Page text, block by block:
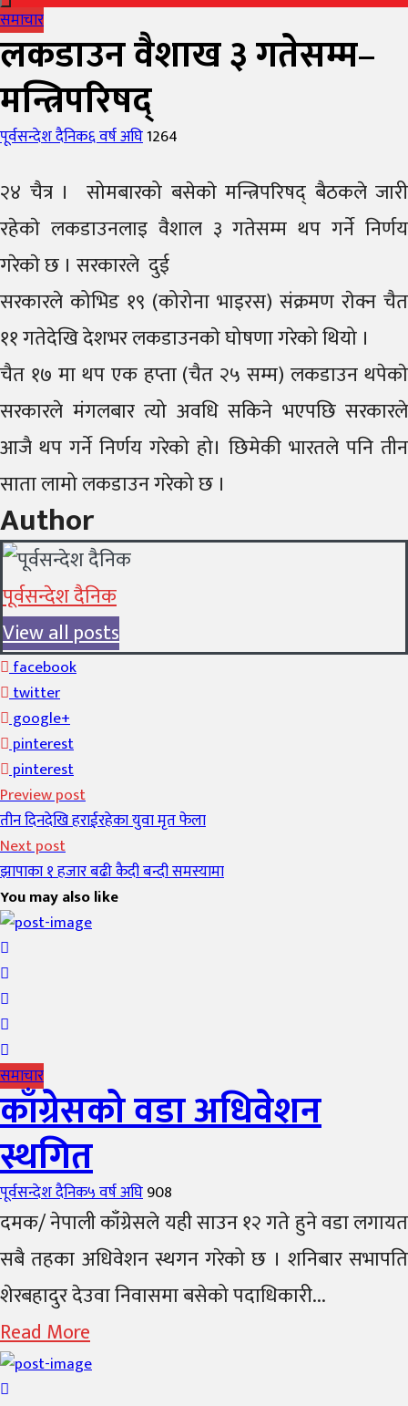
समाचार
लकडाउन वैशाख ३ गतेसम्म–
मन्त्रिपरिषद्
Author
पूर्वसन्देश दैनिकPosted
६ वर्ष अघि1264
२४ चैत्र । सोमबारको बसेकाे मन्त्रिपरिषद् बैठकले जारी
रहेकाे लकडाउनलाइ वैशाल ३ गतेसम्म थप गर्ने निर्णय
गरेकाे छ । सरकारले दुई
सरकारले कोभिड १९ (कोरोना भाइरस) संक्रमण राेक्न चैत
११ गतेदेखि देशभर लकडाउनकाे घोषणा गरेको थियो ।
चैत १७ मा थप एक हप्ता (चैत २५ सम्म) लकडाउन थपेकाे
सरकारले म‌ंगलबार त्यो अवधि सकिने भएपछि सरकारले
आजै थप गर्ने निर्णय गरेको हो। छिमेकी भारतले पनि तीन
साता लामो लकडाउन गरेको छ ।
Author
पूर्वसन्देश दैनिक
View all posts
facebook
twitter
google+
pinterest
pinterest
Preview post
तीन दिनदेखि हराईरहेका युवा मृत फेला
Next post
झापाका १ हजार बढी कैदी बन्दी समस्यामा
You may also like
समाचार
काँग्रेसको वडा अधिवेशन
स्थगित
Author
पूर्वसन्देश दैनिकPosted
on
५ वर्ष अघि908
दमक/ नेपाली काँग्रेसले यही साउन १२ गते हुने वडा लगायत
सबै तहका अधिवेशन स्थगन गरेको छ । शनिबार सभापति
शेरबहादुर देउवा निवासमा बसेको पदाधिकारी...
Read More